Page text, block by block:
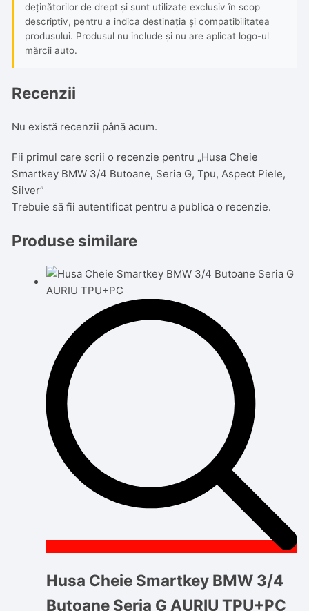
deținătorilor de drept și sunt utilizate exclusiv în scop
descriptiv, pentru a indica destinația și compatibilitatea
produsului. Produsul nu include și nu are aplicat logo-ul
mărcii auto.
Recenzii
Nu există recenzii până acum.
Fii primul care scrii o recenzie pentru „Husa Cheie
Smartkey BMW 3/4 Butoane, Seria G, Tpu, Aspect Piele,
Silver”
Trebuie să fiiautentificat pentru a publica o recenzie.
Produse similare
Husa Cheie Smartkey BMW 3/4
Butoane Seria G AURIU TPU+PC